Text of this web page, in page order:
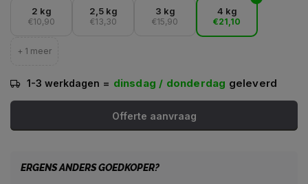
2 kg
€10,90
2,5 kg
€13,30
3 kg
€15,90
4 kg
€21,10
+ 1 meer
1-3 werkdagen = dinsdag / donderdag geleverd
Offerte aanvraag
ERGENS ANDERS GOEDKOPER?